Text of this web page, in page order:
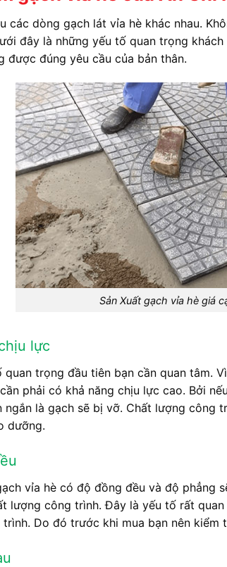
các dòng gạch lát vỉa hè khác nhau.
đây là những yếu tố quan trọng
được đúng yêu cầu của bản thân.
Sản Xuất gạch vỉa hè giá
lực
trọng đầu tiên bạn cần quan tâm.
phải có khả năng chịu lực cao. Bởi
ngắn là gạch sẽ bị vỡ. Chất lượng công
dưỡng.
vỉa hè có độ đồng đều và độ phẳng
lượng công trình. Đây là yếu tố rất
trình. Do đó trước khi mua bạn nên